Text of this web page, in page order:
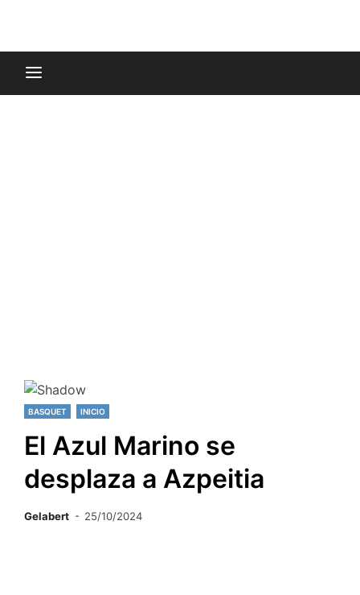
BASQUET INICIO
El Azul Marino se
desplaza a Azpeitia
Gelabert 25/10/2024